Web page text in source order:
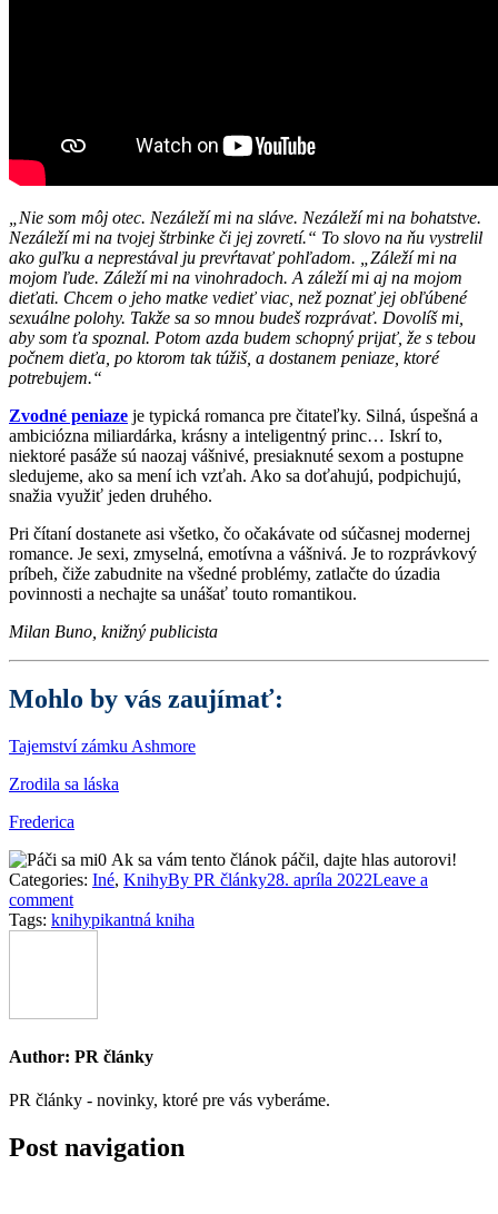
„Nie som môj otec. Nezáleží mi na sláve. Nezáleží mi na bohatstve.
Nezáleží mi na tvojej štrbinke či jej zovretí.“ To slovo na ňu vystrelil
ako guľku a neprestával ju prevŕtavať pohľadom. „Záleží mi na
mojom ľude. Záleží mi na vinohradoch. A záleží mi aj na mojom
dieťati. Chcem o jeho matke vedieť viac, než poznať jej obľúbené
sexuálne polohy. Takže sa so mnou budeš rozprávať. Dovolíš mi,
aby som ťa spoznal. Potom azda budem schopný prijať, že s tebou
počnem dieťa, po ktorom tak túžiš, a dostanem peniaze, ktoré
potrebujem.“
Zvodné peniaze je typická romanca pre čitateľky. Silná, úspešná a
ambiciózna miliardárka, krásny a inteligentný princ… Iskrí to,
niektoré pasáže sú naozaj vášnivé, presiaknuté sexom a postupne
sledujeme, ako sa mení ich vzťah. Ako sa doťahujú, podpichujú,
snažia využiť jeden druhého.
Pri čítaní dostanete asi všetko, čo očakávate od súčasnej modernej
romance. Je sexi, zmyselná, emotívna a vášnivá. Je to rozprávkový
príbeh, čiže zabudnite na všedné problémy, zatlačte do úzadia
povinnosti a nechajte sa unášať touto romantikou.
Milan Buno, knižný publicista
Mohlo by vás zaujímať:
Tajemství zámku Ashmore
Zrodila sa láska
Frederica
0 Ak sa vám tento článok páčil, dajte hlas autorovi!
Categories: Iné, KnihyBy PR články28. apríla 2022Leave a
comment
Tags: knihypikantná kniha
Author: PR články
PR články - novinky, ktoré pre vás vyberáme.
Post navigation